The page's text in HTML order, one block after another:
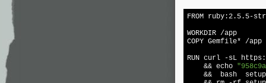
FROM ruby:2.5.5-
WORKDIR /app
COPY Gemfile* /app
RUN curl
-sL
    &&
echo
&&  bash